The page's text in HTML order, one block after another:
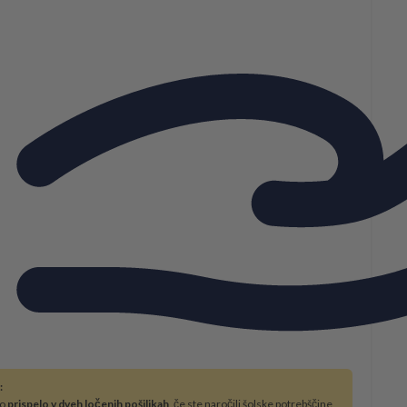
prispelo v dveh ločenih pošiljkah, če ste naročili šolske potrebščine